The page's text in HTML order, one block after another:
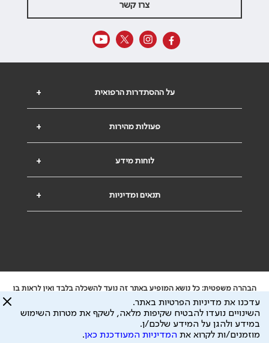
צרו קשר
+ על ההסתדרות הרפואית
+ פעולות מהירות
+ לוחות מידע
+ תנאים ומדיניות
הבהרה משפטית: כל נושא המופיע באתר זה נועד להשכלה בלבד ואין לראות בו
ייעוץ רפואי או משפטי. אין הר"י אחראית לתוכן המתפרסם באתר זה ולכל נזק
שעלול להיגרם.
ידוע לי שהר"י אוספת ושומרת מידע אישי לצורך מתן השרות וכי חלק ממנו עשוי
להיות מועבר לצדדים שלישיים, הכל בכפוף למדיניות הפרטיות
עדכנו את מדיניות הפרטיות באתר.
השינויים נועדו להבטיח שקיפות מלאה, לשקף את מטרות השימוש
במידע ולהגן על המידע שלכם/ן.
מוזמנים/ות לקרוא את המדיניות המעודכנת כאן.